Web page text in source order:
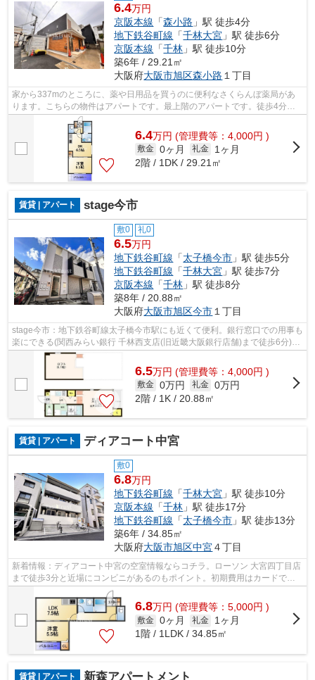
6.4万円
京阪本線 「森小路 」駅 徒歩4分
地下鉄谷町線 「千林大宮 」駅 徒歩6分
京阪本線 「千林 」駅 徒歩10分
築6年 / 29.21㎡
大阪府大阪市旭区森小路 １丁目
家から337mのところに、薬や日用品を買うのに便利なさくらんぼ薬局があ
ります。こちらの物件はアパートです。最上階のアパートです。徒歩4分の
位置に駅がある物件です。当社スタッフが...
6.4万円 (管理費等：4,000円 )
敷金 0ヶ月 礼金
1ヶ月
2階 / 1DK / 29.21㎡
賃貸 | アパート stage今市
敷0 礼0
6.5万円
地下鉄谷町線 「太子橋今市 」駅 徒歩5分
地下鉄谷町線 「千林大宮 」駅 徒歩7分
京阪本線 「千林 」駅 徒歩8分
築8年 / 20.88㎡
大阪府大阪市旭区今市 １丁目
stage今市：地下鉄谷町線太子橋今市駅にも近くて便利。銀行窓口での用事も
楽にできる(関西みらい銀行 千林西支店(旧近畿大阪銀行店舗)まで徒歩6分)。
この物件は駅から徒歩5分のアパー...
6.5万円 (管理費等：4,000円 )
敷金 0万円 礼金 0万円
2階 / 1K / 20.88㎡
賃貸 | アパート ディアコート中宮
敷0
6.8万円
地下鉄谷町線 「千林大宮 」駅 徒歩10分
京阪本線 「千林 」駅 徒歩17分
地下鉄谷町線 「太子橋今市 」駅 徒歩13分
築6年 / 34.85㎡
大阪府大阪市旭区中宮４丁目
新着情報：ディアコート中宮の空室情報ならコチラ。ローソン 大宮四丁目店
まで徒歩3分と近場にコンビニがあるのもポイント。初期費用はカードで決
済いただけます。利便性の高い徒歩10...
6.8万円 (管理費等：5,000円 )
敷金 0ヶ月 礼金
1ヶ月
1階 / 1LDK / 34.85㎡
賃貸 | アパート 新森アパートメント